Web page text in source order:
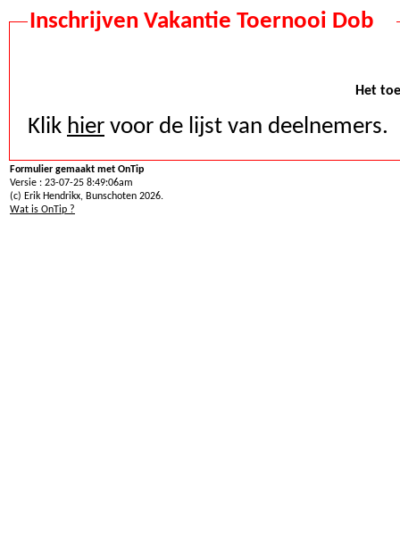
Inschrijven Vakantie Toernooi Dob
Het
Klik hier voor de lijst van deelnemers.
Formulier gemaakt met OnTip
Versie : 23-07-25 8:49:06am
(c) Erik Hendrikx, Bunschoten 2026.
Wat is OnTip ?